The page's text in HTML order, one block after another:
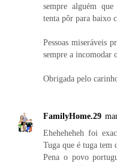
sempre alguém
tenta pôr para baixo
Pessoas miseráveis
sempre a incomodar
Obrigada pelo
FamilyHome.29
Eheheheheh foi
Tuga que é tuga tem
Pena o povo